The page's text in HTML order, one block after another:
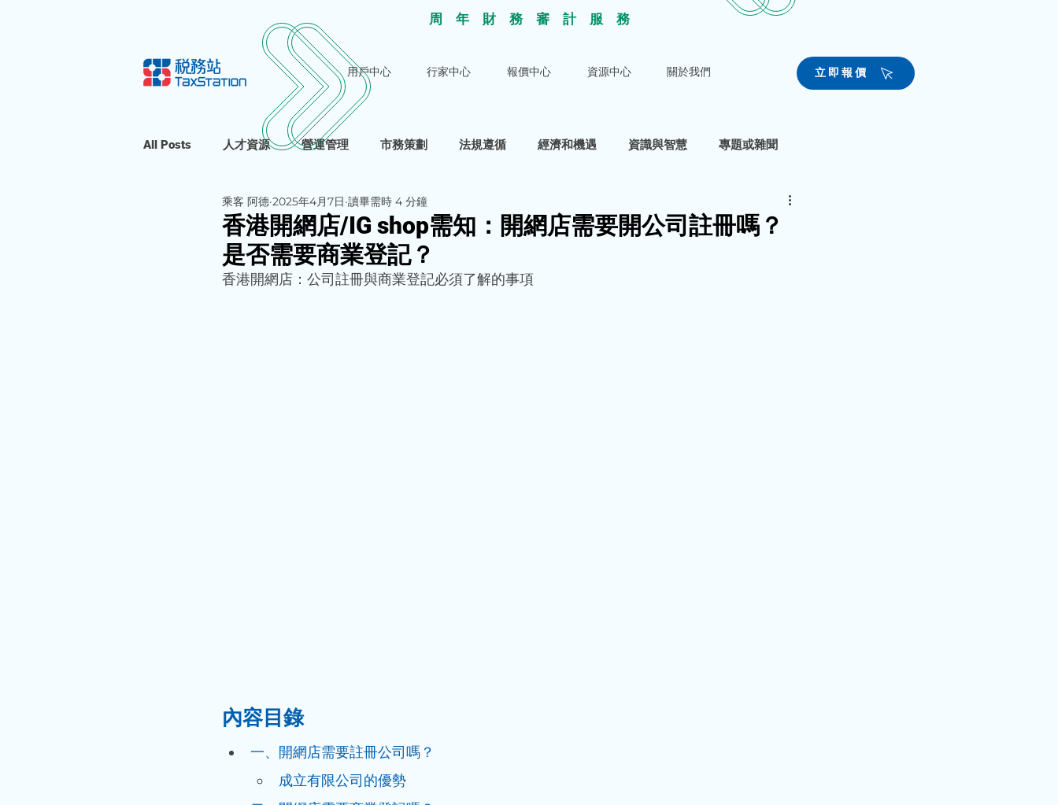
​周年財務審計服 務
用戶中心 行家中心 報價中心 資源中心 關於我們 立即報價
All Posts 人才資源 營運管理 市務策劃 法規遵循 經濟和機遇 資識與智慧 專題或雜聞
香港開網店/IG shop需知：開網店需要開公司註冊嗎？
是否需要商業登記？
乘客 阿德 2025年4月7日 讀畢需時 4 分鐘
香港開網店：公司註冊與商業登記必須了解的事項
內容目錄
一、開網店需要註冊公司嗎？
成立有限公司的優勢